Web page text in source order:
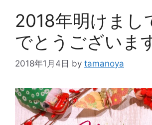
2018年明けまし
でとうございま
2018年1月4日 by tamanoya